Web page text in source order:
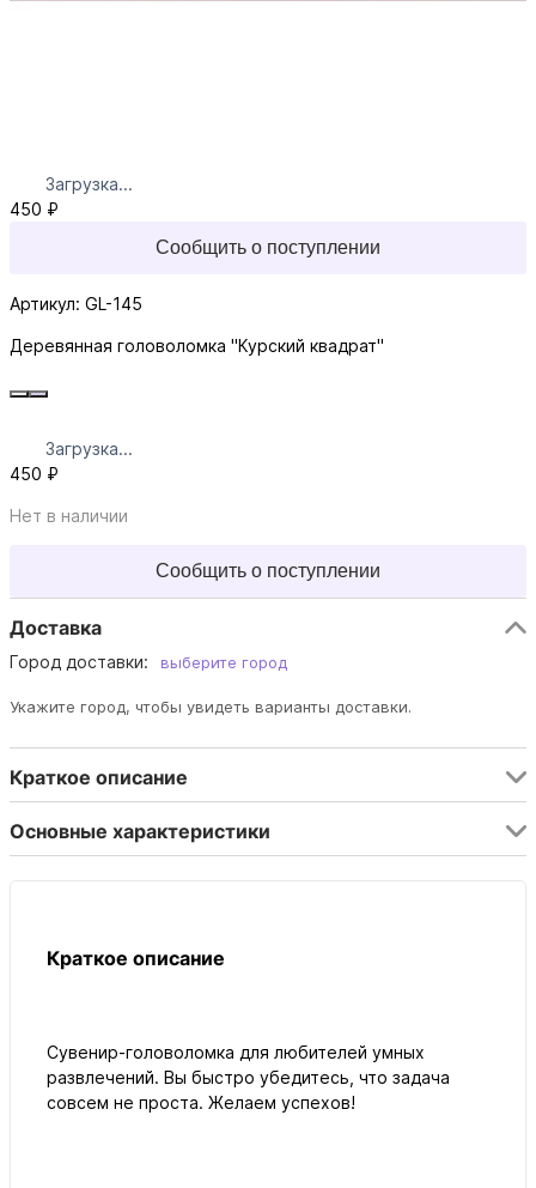
Загрузка...
450 ₽
Сообщить о поступлении
Артикул: GL-145
Деревянная головоломка "Курский квадрат"
Загрузка...
450 ₽
Нет в наличии
Сообщить о поступлении
Доставка
Город доставки: выберите город
Укажите город, чтобы увидеть варианты доставки.
Краткое описание
Основные характеристики
Краткое описание
Сувенир-головоломка для любителей умных
развлечений. Вы быстро убедитесь, что задача
совсем не проста. Желаем успехов!